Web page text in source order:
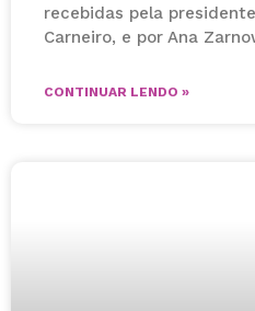
recebidas pela
Carneiro, e por Ana
CONTINUAR LENDO »